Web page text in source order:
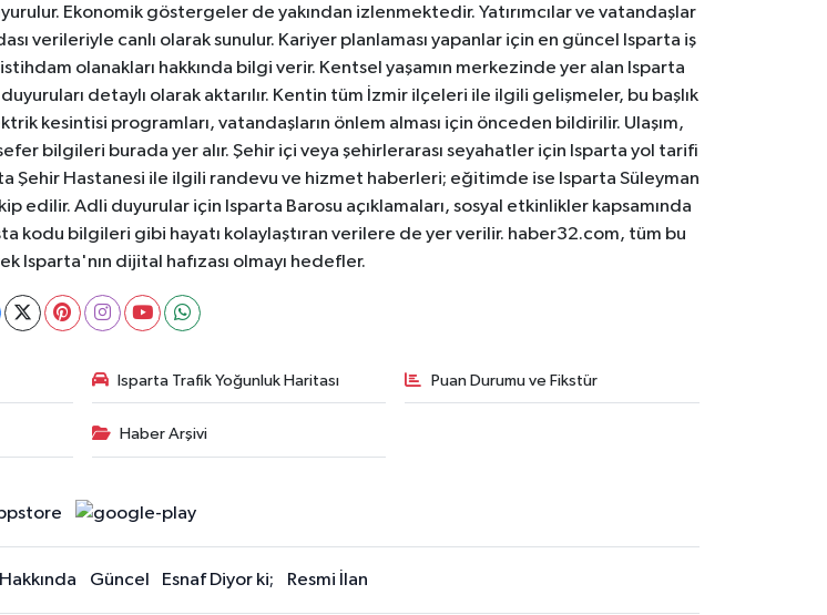
Ekonomik göstergeler de yakından izlenmektedir. Yatırımcılar ve vatandaşlar
verileriyle canlı olarak sunulur. Kariyer planlaması yapanlar için en güncel Isparta iş
olanakları hakkında bilgi verir. Kentsel yaşamın merkezinde yer alan Isparta
detaylı olarak aktarılır. Kentin tüm İzmir ilçeleri ile ilgili gelişmeler, bu başlık
kesintisi programları, vatandaşların önlem alması için önceden bildirilir. Ulaşım,
bilgileri burada yer alır. Şehir içi veya şehirlerarası seyahatler için Isparta yol tarifi
Şehir Hastanesi ile ilgili randevu ve hizmet haberleri; eğitimde ise Isparta Süleyman
Adli duyurular için Isparta Barosu açıklamaları, sosyal etkinlikler kapsamında
kodu bilgileri gibi hayatı kolaylaştıran verilere de yer verilir. haber32.com, tüm bu
Isparta'nın dijital hafızası olmayı hedefler.
Isparta Trafik Yoğunluk Haritası Puan Durumu ve Fikstür
Haber Arşivi
Güncel Esnaf Diyor ki; Resmi İlan